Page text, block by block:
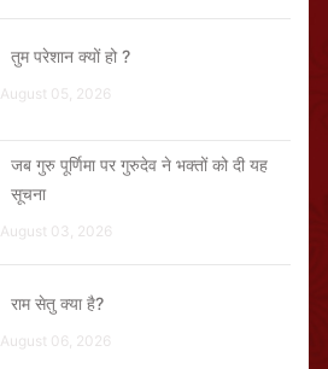
तुम परेशान क्यों हो ?
August 05, 2026
जब गुरु पूर्णिमा पर गुरुदेव ने भक्तों को दी यह
सूचना
August 03, 2026
राम सेतु क्या है?
August 06, 2026